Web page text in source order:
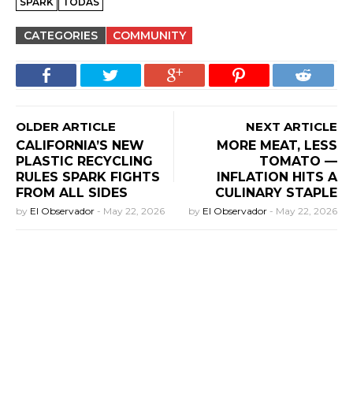
CATEGORIES COMMUNITY
OLDER ARTICLE
CALIFORNIA’S NEW
PLASTIC RECYCLING
RULES SPARK FIGHTS
FROM ALL SIDES
by El Observador - May 22, 2026
NEXT ARTICLE
MORE MEAT, LESS
TOMATO —
INFLATION HITS A
CULINARY STAPLE
by El Observador - May 22, 2026